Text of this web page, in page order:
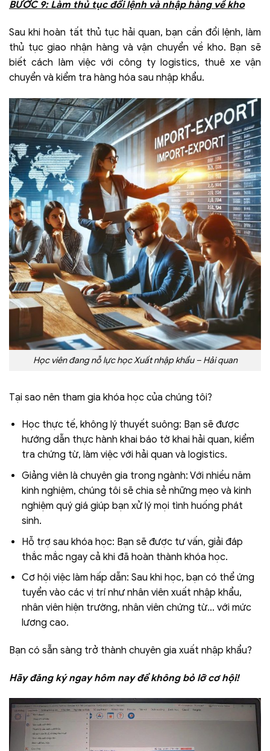
BƯỚC 9: Làm thủ tục đổi lệnh và nhập hàng về kho
Sau khi hoàn tất thủ tục hải quan, bạn cần đổi lệnh, làm
thủ tục giao nhận hàng và vận chuyển về kho. Bạn sẽ
biết cách làm việc với công ty logistics, thuê xe vận
chuyển và kiểm tra hàng hóa sau nhập khẩu.
Học viên đang nỗ lực học Xuất nhập khẩu – Hải quan
Tại sao nên tham gia khóa học của chúng tôi?
Học thực tế, không lý thuyết suông: Bạn sẽ được
hướng dẫn thực hành khai báo tờ khai hải quan, kiểm
tra chứng từ, làm việc với hải quan và logistics.
Giảng viên là chuyên gia trong ngành: Với nhiều năm
kinh nghiệm, chúng tôi sẽ chia sẻ những mẹo và kinh
nghiệm quý giá giúp bạn xử lý mọi tình huống phát
sinh.
Hỗ trợ sau khóa học: Bạn sẽ được tư vấn, giải đáp
thắc mắc ngay cả khi đã hoàn thành khóa học.
Cơ hội việc làm hấp dẫn: Sau khi học, bạn có thể ứng
tuyển vào các vị trí như nhân viên xuất nhập khẩu,
nhân viên hiện trường, nhân viên chứng từ… với mức
lương cao.
Bạn có sẵn sàng trở thành chuyên gia xuất nhập khẩu?
Hãy đăng ký ngay hôm nay để không bỏ lỡ cơ hội!